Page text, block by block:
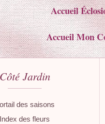
Accueil
Accueil Mon
Jardin
des saisons
Index des fleurs